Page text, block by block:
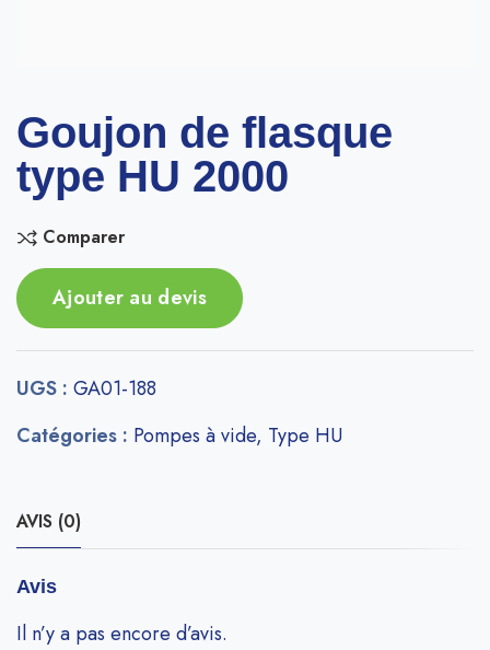
Goujon de flasque
type HU 2000
Comparer
Ajouter au devis
UGS : GA01-188
Catégories : Pompes à vide, Type HU
AVIS (0)
Avis
Il n’y a pas encore d’avis.